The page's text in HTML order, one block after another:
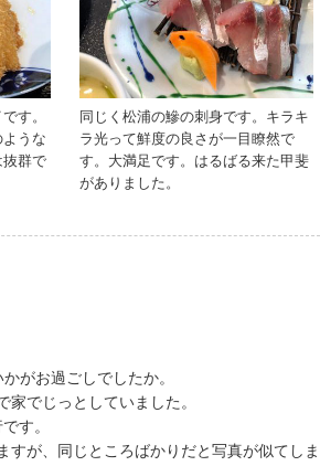
す。
うな
群で
同じく松浦の鰺の刺身です。キラキ
ラ光って鮮度の良さが一目瞭然で
す。大満足です。はるばる来た甲斐
がありました。
がお過ごしでしたか。
でじっとしていました。
す。
が、同じところばかりだと写真が似てしま